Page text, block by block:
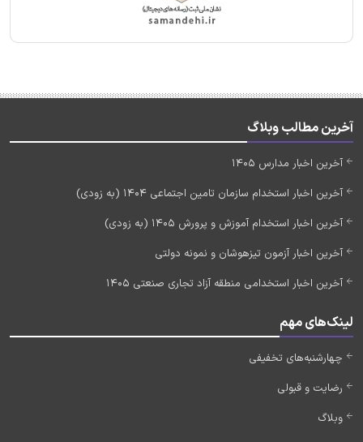
آخرین مطالب وبلاگ
آخرین اخبار مدارس 1405
آخرین اخبار استخدام سازمان تامین اجتماعی 1404 (به زودی)
آخرین اخبار استخدام آموزش و پرورش 1405 (به زودی)
آخرین اخبار آزمون تیزهوشان و نمونه دولتی
آخرین اخبار استخدامی منطقه آزاد تجاری صنعتی 1405
لینک‌های مهم
چهارشنبه‌های تخفیفی
رضایت و قبولی
وبلاگ